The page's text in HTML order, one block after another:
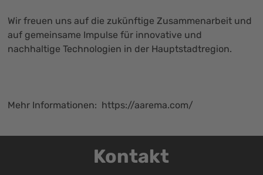
Wir freuen uns auf die zukünftige Zusammenarbeit und
auf gemeinsame Impulse für innovative und
nachhaltige Technologien in der Hauptstadtregion.
Mehr Informationen: https://aarema.com/
Kontakt